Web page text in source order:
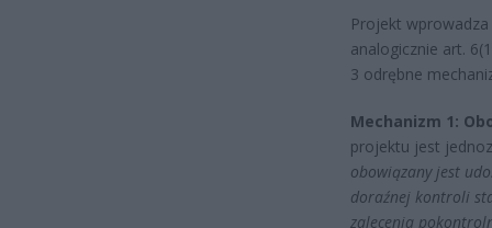
Projekt
analogicznie art.
3 odrębne
Mechanizm 1:
projektu jest
obowiązany jest
doraźnej kontroli
zalecenia